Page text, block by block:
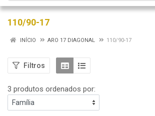
110/90-17
INÍCIO ARO 17 DIAGONAL 110/90-17
Filtros
3 produtos ordenados por: